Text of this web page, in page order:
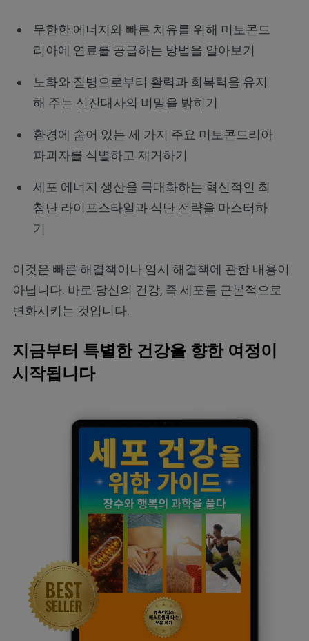
무한한 에너지와 빠른 치유를 위해 미토콘드
리아에 연료를 공급하는 방법을 알아보기
노화와 질병으로부터 활력과 회복력을 유지
해 주는 신진대사의 비밀을 밝히기
환경에 숨어 있는 세 가지 주요 미토콘드리아
파괴자를 식별하고 제거하기
세포 에너지 생산을 극대화하는 혁신적인 최
첨단 라이프스타일과 식단 전략을 마스터하
기
이것은 빠른 해결책이나 임시 해결책에 관한 내용이
아닙니다. 바로 당신의 건강, 즉 세포를 근본적으로
변화시키는 것입니다.
지금부터 특별한 건강을 향한 여정이
시작됩니다